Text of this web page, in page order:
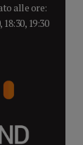
alle ore:
18:30, 19:30